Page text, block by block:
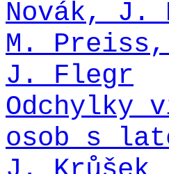
Novák, J.
M. Preiss,
J. Flegr
Odchylky
osob s